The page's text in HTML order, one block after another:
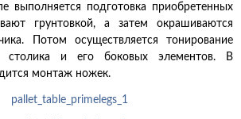
выполняется подготовка приобретенных
грунтовкой, а затем окрашиваются
Потом осуществляется тонирование
столика и его боковых элементов. В
монтаж ножек.